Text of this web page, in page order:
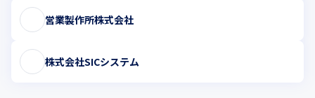
営業製作所株式会社
株式会社SICシステム